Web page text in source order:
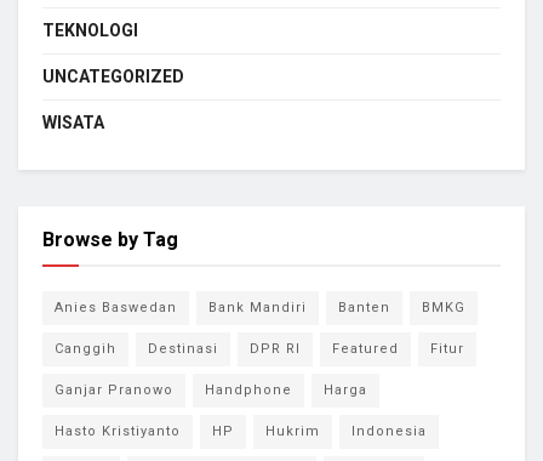
TEKNOLOGI
UNCATEGORIZED
WISATA
Browse by Tag
Anies Baswedan Bank Mandiri Banten BMKG
Canggih Destinasi DPR RI Featured Fitur
Ganjar Pranowo Handphone Harga
Hasto Kristiyanto HP Hukrim Indonesia